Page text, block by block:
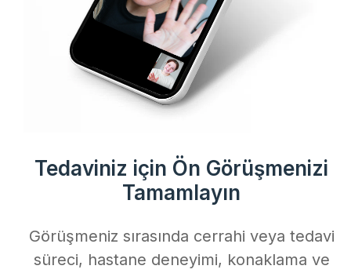
Tedaviniz için Ön Görüşmenizi
Tamamlayın
Görüşmeniz sırasında cerrahi veya tedavi
süreci, hastane deneyimi, konaklama ve